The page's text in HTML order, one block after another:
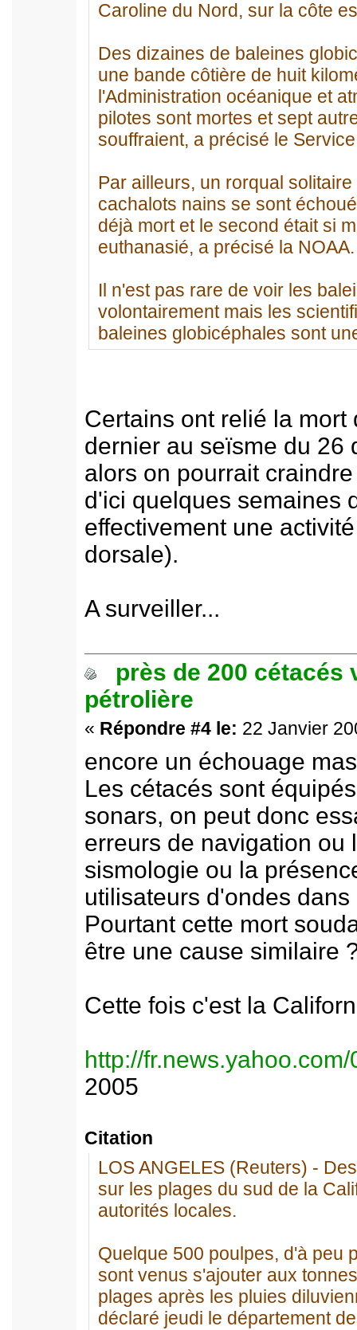
Caroline du Nord, sur la côte
Des dizaines de baleines
une bande côtière de huit
l'Administration océanique et
pilotes sont mortes et sept
souffraient, a précisé le
Par ailleurs, un rorqual
cachalots nains se sont
déjà mort et le second était si
euthanasié, a précisé la NOAA.
Il n'est pas rare de voir les
volontairement mais les
baleines globicéphales sont
Certains ont relié la
dernier au seïsme du 26
alors on pourrait
d'ici quelques semaines
effectivement une
dorsale).
A surveiller...
près de 200 cétacés
pétrolière
« Répondre #4 le: 22 Janvier
encore un échouage
Les cétacés sont
sonars, on peut donc
erreurs de navigation ou
sismologie ou la
utilisateurs d'ondes
Pourtant cette mort
être une cause similaire
Cette fois c'est la
http://
2005
Citation
LOS ANGELES (Reuters) -
sur les plages du sud de la
autorités locales.
Quelque 500 poulpes, d'à peu
sont venus s'ajouter aux
plages après les pluies
déclaré jeudi le département